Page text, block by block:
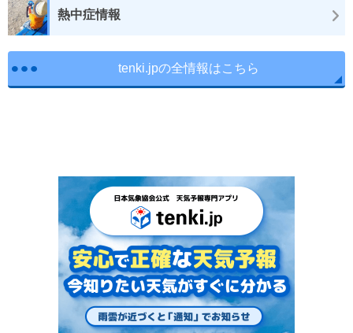
熱中症情報
tenki.jpの全情報はこちら